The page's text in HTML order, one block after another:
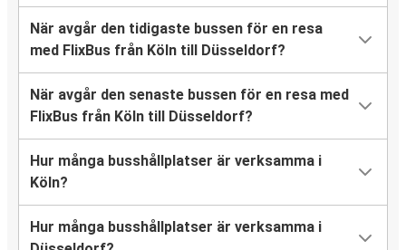
När avgår den tidigaste bussen för en resa
med FlixBus från Köln till Düsseldorf?
När avgår den senaste bussen för en resa med
FlixBus från Köln till Düsseldorf?
Hur många busshållplatser är verksamma i
Köln?
Hur många busshållplatser är verksamma i